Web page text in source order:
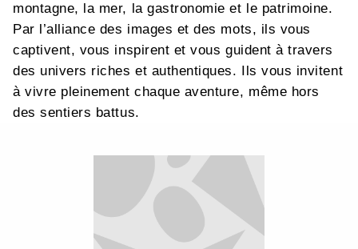
montagne, la mer, la gastronomie et le patrimoine.
Par l’alliance des images et des mots, ils vous
captivent, vous inspirent et vous guident à travers
des univers riches et authentiques. Ils vous invitent
à vivre pleinement chaque aventure, même hors
des sentiers battus.